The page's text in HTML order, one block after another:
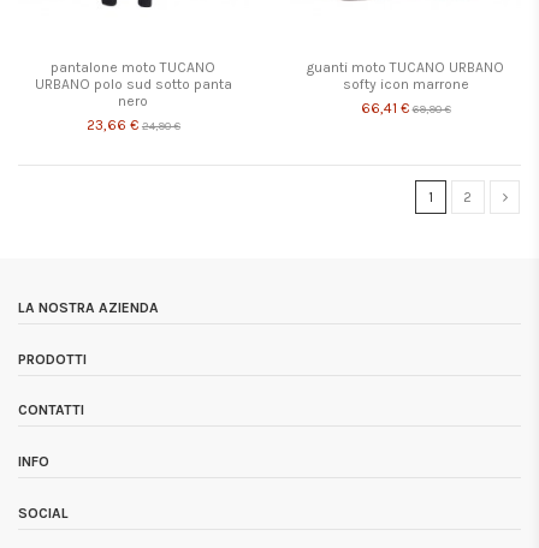
pantalone moto TUCANO
URBANO polo sud sotto panta
nero
23,66 € 24,90 €
guanti moto TUCANO URBANO
softy icon marrone
66,41 € 69,90 €
1 2
LA NOSTRA AZIENDA
PRODOTTI
CONTATTI
INFO
SOCIAL